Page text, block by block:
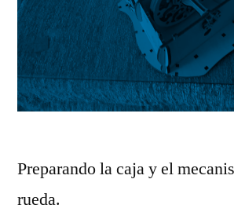
Preparando la caja y el
rueda.